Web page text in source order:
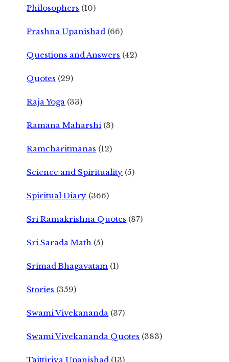
Philosophers (10)
Prashna Upanishad (66)
Questions and Answers (42)
Quotes (29)
Raja Yoga (33)
Ramana Maharshi (3)
Ramcharitmanas (12)
Science and Spirituality (5)
Spiritual Diary (366)
Sri Ramakrishna Quotes (87)
Sri Sarada Math (5)
Srimad Bhagavatam (1)
Stories (359)
Swami Vivekananda (37)
Swami Vivekananda Quotes (383)
Taittiriya Upanishad (13)